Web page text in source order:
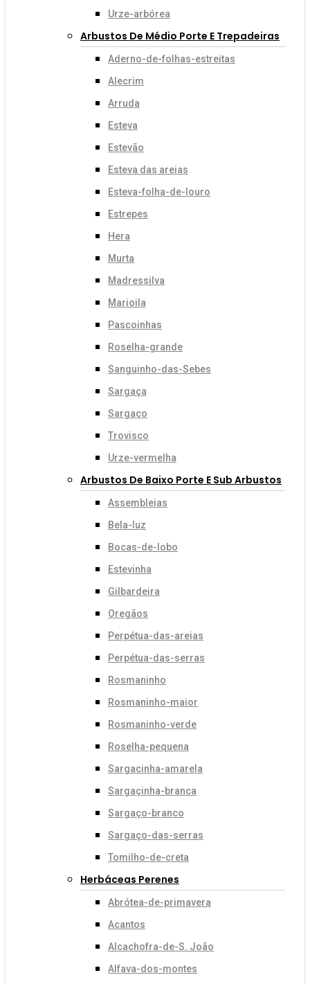
Urze-arbórea
Arbustos De Médio Porte E Trepadeiras
Aderno-de-folhas-estreitas
Alecrim
Arruda
Esteva
Estevão
Esteva das areias
Esteva-folha-de-louro
Estrepes
Hera
Murta
Madressilva
Marioila
Pascoinhas
Roselha-grande
Sanguinho-das-Sebes
Sargaça
Sargaço
Trovisco
Urze-vermelha
Arbustos De Baixo Porte E Sub Arbustos
Assembleias
Bela-luz
Bocas-de-lobo
Estevinha
Gilbardeira
Oregãos
Perpétua-das-areias
Perpétua-das-serras
Rosmaninho
Rosmaninho-maior
Rosmaninho-verde
Roselha-pequena
Sargacinha-amarela
Sargaçinha-branca
Sargaço-branco
Sargaço-das-serras
Tomilho-de-creta
Herbáceas Perenes
Abrótea-de-primavera
Acantos
Alcachofra-de-S. João
Alfava-dos-montes